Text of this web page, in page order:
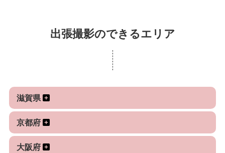
出張撮影のできるエリア
滋賀県
京都府
大阪府